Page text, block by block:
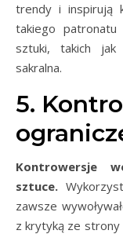
trendy i inspirują
takiego patronatu
sztuki, takich jak
sakralna.
5.
Kontrowersje
sztuce.
zawsze
z krytyką ze strony